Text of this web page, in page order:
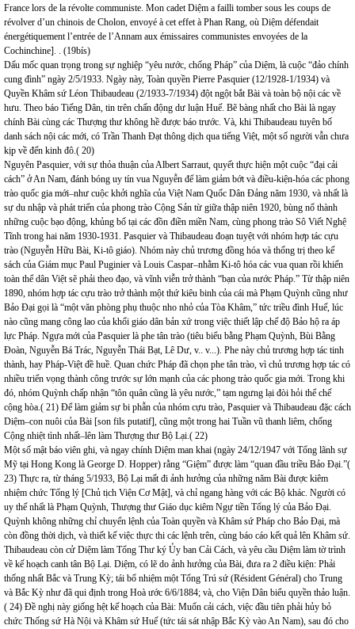
France lors de la révolte communiste. Mon cadet Diệm a failli tomber sous les coups de
révolver d’un chinois de Cholon, envoyé à cet effet à Phan Rang, où Diệm défendait
énergétiquement l’entrée de l’Annam aux émissaires communistes envoyées de la
Cochinchine]. . (19bís)
Dấu mốc quan trọng trong sự nghiệp “yêu nước, chống Pháp” của Diệm, là cuộc “đảo chính
cung đình” ngày 2/5/1933. Ngày này, Toàn quyền Pierre Pasquier (12/1928-1/1934) và
Quyền Khâm sứ Léon Thibaudeau (2/1933-7/1934) đột ngột bắt Bài và toàn bộ nội các về
hưu. Theo báo Tiếng Dân, tin trên chấn động dư luận Huế. Bẽ bàng nhất cho Bài là ngay
chính Bài cùng các Thượng thư không hề được báo trước. Và, khi Thibaudeau tuyên bố
danh sách nội các mới, có Trần Thanh Đạt thông dịch qua tiếng Việt, một số người vẫn chưa
kịp về đến kinh đô.( 20)
Nguyên Pasquier, với sự thỏa thuận của Albert Sarraut, quyết thực hiện một cuộc “đại cải
cách” ở An Nam, đánh bóng uy tín vua Nguyễn để làm giảm bớt và điều-kiện-hóa các phong
trào quốc gia mới–như cuộc khởi nghĩa của Việt Nam Quốc Dân Đảng năm 1930, và nhất là
sự du nhập và phát triển của phong trào Cộng Sản từ giữa thập niên 1920, bùng nổ thành
những cuộc bạo động, khủng bố tại các đồn điền miền Nam, cùng phong trào Sô Viết Nghệ
Tĩnh trong hai năm 1930-1931. Pasquier và Thibaudeau đoạn tuyệt với nhóm hợp tác cựu
trào (Nguyễn Hữu Bài, Ki-tô giáo). Nhóm này chủ trương đồng hóa và thống trị theo kế
sách của Giám mục Paul Puginier và Louis Caspar–nhằm Ki-tô hóa các vua quan rồi khiến
toàn thể dân Việt sẽ phải theo đạo, và vĩnh viễn trở thành “bạn của nước Pháp.” Từ thập niên
1890, nhóm hợp tác cựu trào trở thành một thứ kiêu binh của cái mà Phạm Quỳnh cũng như
Bảo Đại gọi là “một văn phòng phụ thuộc nho nhỏ của Tòa Khâm,” tức triều đình Huế, lúc
nào cũng mang công lao của khối giáo dân bản xứ trong việc thiết lập chế độ Bảo hộ ra áp
lực Pháp. Ngựa mới của Pasquier là phe tân trào (tiêu biểu bằng Phạm Quỳnh, Bùi Bằng
Đoàn, Nguyễn Bá Trác, Nguyễn Thái Bạt, Lê Dư, v.. v...). Phe này chủ trương hợp tác tinh
thành, hay Pháp-Việt đề huề. Quan chức Pháp đã chọn phe tân trào, vì chủ trương hợp tác có
nhiều triển vọng thành công trước sự lớn mạnh của các phong trào quốc gia mới. Trong khi
đó, nhóm Quỳnh chấp nhận “tôn quân cũng là yêu nước,” tạm ngưng lại đòi hỏi thể chế
cộng hòa.( 21) Để làm giảm sự bi phẫn của nhóm cựu trào, Pasquier và Thibaudeau đặc cách
Diệm–con nuôi của Bài [son fils putatif], cũng một trong hai Tuần vũ thanh liêm, chống
Cộng nhiệt tình nhất–lên làm Thượng thư Bộ Lại.( 22)
Một số mật báo viên ghi, và ngay chính Diệm man khai (ngày 24/12/1947 với Tổng lãnh sự
Mỹ tại Hong Kong là George D. Hopper) rằng “Giệm” được làm “quan đầu triều Bảo Đại.”(
23) Thực ra, từ tháng 5/1933, Bộ Lại mất đi ảnh hưởng của những năm Bài được kiêm
nhiệm chức Tổng lý [Chủ tịch Viện Cơ Mật], và chỉ ngang hàng với các Bộ khác. Người có
uy thế nhất là Phạm Quỳnh, Thượng thư Giáo dục kiêm Ngự tiền Tổng lý của Bảo Đại.
Quỳnh không những chỉ chuyển lệnh của Toàn quyền và Khâm sứ Pháp cho Bảo Đại, mà
còn đồng thời dịch, và thiết kế việc thực thi các lệnh trên, cùng báo cáo kết quả lên Khâm sứ.
Thibaudeau còn cử Diệm làm Tổng Thư ký Ủy ban Cải Cách, và yêu cầu Diệm làm tờ trình
về kế hoạch canh tân Bộ Lại. Diệm, có lẽ do ảnh hưởng của Bài, đưa ra 2 điều kiện: Phải
thống nhất Bắc và Trung Kỳ; tái bổ nhiệm một Tổng Trú sứ (Résident Général) cho Trung
và Bắc Kỳ như đã qui định trong Hoà ước 6/6/1884; và, cho Viện Dân biểu quyền thảo luận.
( 24) Đề nghị này giống hệt kế hoạch của Bài: Muốn cải cách, việc đầu tiên phải hủy bỏ
chức Thống sứ Hà Nội và Khâm sứ Huế (tức tái sát nhập Bắc Kỳ vào An Nam), sau đó cho